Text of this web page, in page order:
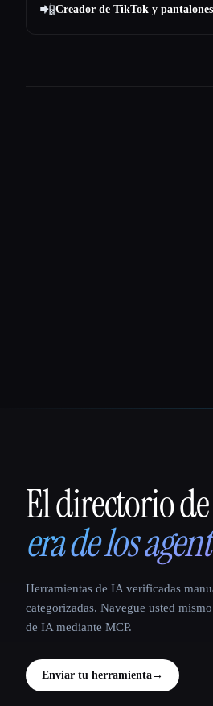
📲Creador de TikTok y
That AI Collection
El directorio
era de los
Herramientas de IA verificadas
categorizadas. Navegue usted
de IA mediante MCP.
Enviar tu herramienta→